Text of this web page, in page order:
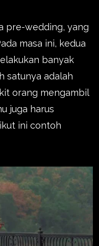
pre-wedding, yang
masa ini, kedua
banyak
satunya adalah
orang mengambil
juga harus
ini contoh